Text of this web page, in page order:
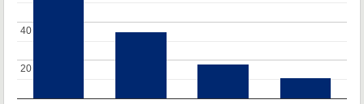
20
20
40
40